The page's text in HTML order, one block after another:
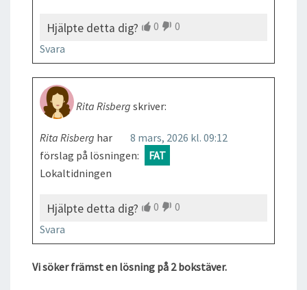
Hjälpte detta dig? 0
0
Svara
Rita Risberg skriver:
8 mars, 2026 kl. 09:12
Rita Risberg har
förslag på lösningen:
FAT
Lokaltidningen
Hjälpte detta dig? 0
0
Svara
Vi söker främst en lösning på 2 bokstäver.